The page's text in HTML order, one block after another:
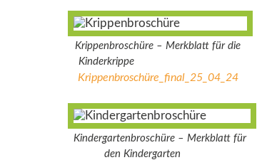
Krippenbroschüre – Merkblatt für die
Kinderkrippe
Krippenbroschüre_final_25_04_24
Kindergartenbroschüre – Merkblatt für
den Kindergarten